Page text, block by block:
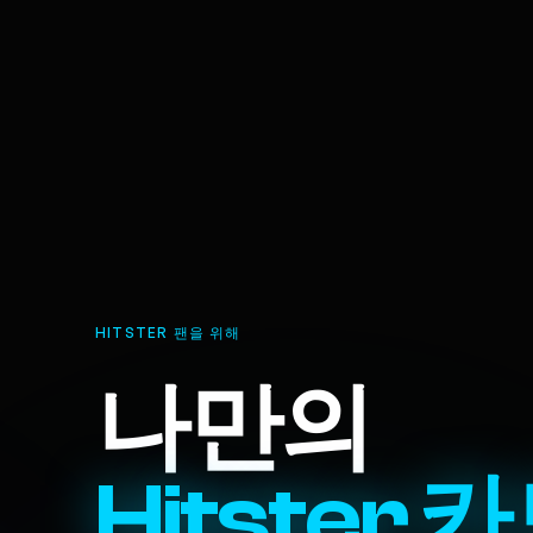
HITSTER 팬을 위해
나만의